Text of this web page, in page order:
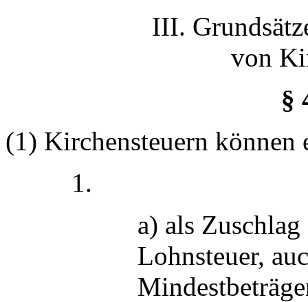
III.
von
§
(1) Kirchensteuern können
1.
a) als
Lohnsteuer,